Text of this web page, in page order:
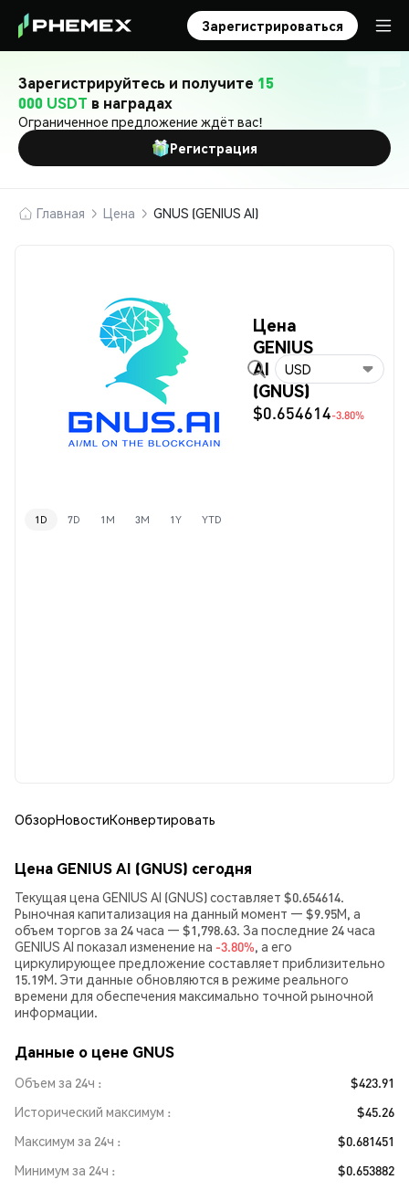
Зарегистрироваться
Зарегистрируйтесь и получите 15
000 USDT в наградах
Ограниченное предложение ждёт вас!
Регистрация
Главная Цена GNUS (GENIUS AI)
Цена
GENIUS
AI
(GNUS)
$0.654614-3.80%
USD
1D 7D 1M 3M 1Y YTD
ОбзорНовостиКонвертировать
Цена GENIUS AI (GNUS) сегодня
Текущая цена GENIUS AI (GNUS) составляет $0.654614.
Рыночная капитализация на данный момент — $9.95M, а
объем торгов за 24 часа — $1,798.63. За последние 24 часа
GENIUS AI показал изменение на -3.80%, а его
циркулирующее предложение составляет приблизительно
15.19M. Эти данные обновляются в режиме реального
времени для обеспечения максимально точной рыночной
информации.
Данные о цене GNUS
Объем за 24ч
$423.91
Исторический максимум
$45.26
Максимум за 24ч
$0.681451
Минимум за 24ч
$0.653882